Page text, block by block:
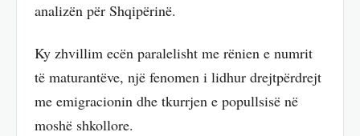
analizën për Shqipërinë.
Ky zhvillim ecën paralelisht me rënien e numrit
të maturantëve, një fenomen i lidhur drejtpërdrejt
me emigracionin dhe tkurrjen e popullsisë në
moshë shkollore.